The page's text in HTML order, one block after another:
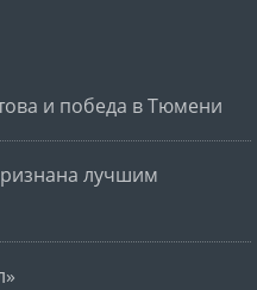
и победа в Тюмени
лучшим